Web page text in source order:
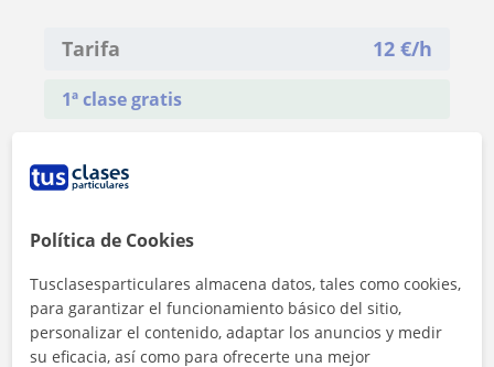
Tarifa 12 €/h
1ª clase gratis
Política de Cookies
Tusclasesparticulares almacena datos, tales como cookies,
para garantizar el funcionamiento básico del sitio,
personalizar el contenido, adaptar los anuncios y medir
su eficacia, así como para ofrecerte una mejor